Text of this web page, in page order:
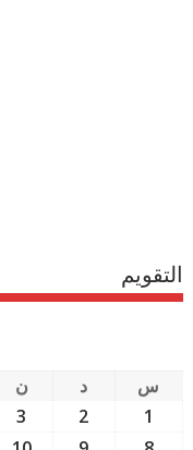
التقويم
س د ن
1
2
3